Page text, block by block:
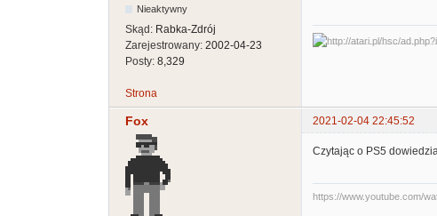
Nieaktywny
Skąd: Rabka-Zdrój
Zarejestrowany: 2002-04-23
Posty: 8,329
Strona
Fox 2021-02-04 22:45:52
Czytając o PS5
https://www.youtube.com/